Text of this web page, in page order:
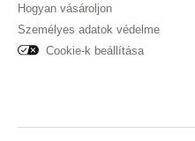
Hogyan vásároljon
Személyes adatok védelme
Cookie-k beállítása